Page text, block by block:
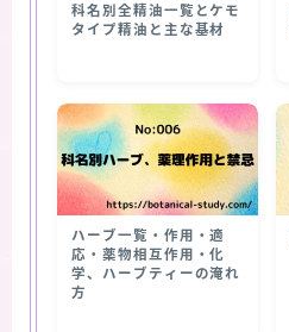
科名別全精油一覧とケモ
タイプ精油と主な基材
ハーブ一覧・作用・適
応・薬物相互作用・化
学、ハーブティーの淹れ
方